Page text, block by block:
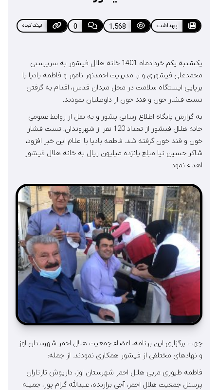
بهداشت 1,568
0 لینک کوتاه
یکشنبه یکم خردادماه 1401 خانه هلال فیشور به سرپرستی
محمدعلی فیشوری و با مدیریت احمدنور نامور و فاطمه بادپا با
برپایی ایستگاه سلامت در محل میدان قدس، اقدام به گرفتن
تست فشار خون و قند خون از داوطلبان نمودند.
به گزارش پایگاه اطلاع رسانی پشور و به نقل از روابط عمومی
خانه هلال فیشور از تعداد 120 نفر از شهروندان، تست فشار
خون و قند خون گرفته شد. فاطمه بادپا با اعلام این خبر افزود،
شاکر حسین نیا مبلغ پانزده میلیون ریال به خانه هلال فیشور
اهداء نمود.
جهت برگزاری این برنامه، اعضاء جمعیت هلال احمر شهرستان اوز
و نهادهای مختلفی از فیشور همکاری نمودند. از جمله:
فاطمه طیوری مربی هلال احمر شهرستان اوز، داریوش تارتاران
پرسنل جمعیت هلال احمر، آجی برازنده، عبدالله گرام پور، جمیله